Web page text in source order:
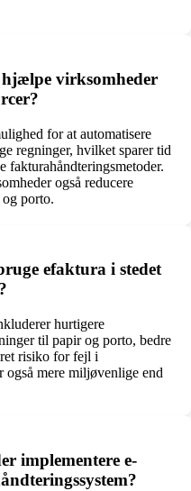
virksomheder
for at automatisere
regninger, hvilket sparer tid
fakturahåndteringsmetoder.
også reducere
porto.
efaktura i stedet
hurtigere
til papir og porto, bedre
risiko for fejl i
også mere miljøvenlige end
implementere e-